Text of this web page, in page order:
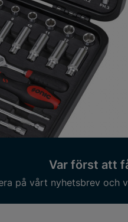
268 mm
1.23 kg
Var först att
på vårt nyhetsbrev och